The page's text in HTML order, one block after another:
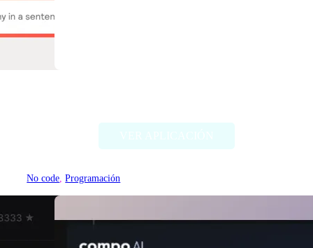
No code, Programación